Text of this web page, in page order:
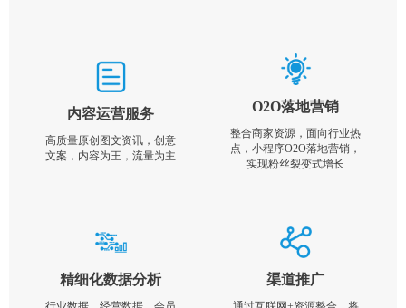
内容运营服务
高质量原创图文资讯，创意
文案，内容为王，流量为主
O2O落地营销
整合商家资源，面向行业热
点，小程序O2O落地营销，
实现粉丝裂变式增长
精细化数据分析 渠道推广